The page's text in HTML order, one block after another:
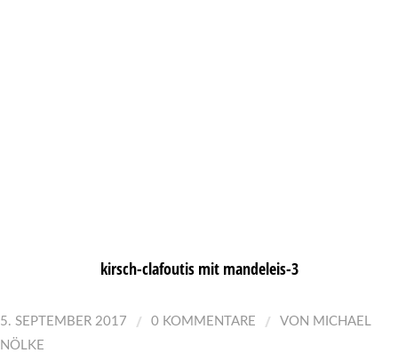
kirsch-clafoutis mit mandeleis-3
5. SEPTEMBER 2017 / 0 KOMMENTARE / VON MICHAEL
NÖLKE